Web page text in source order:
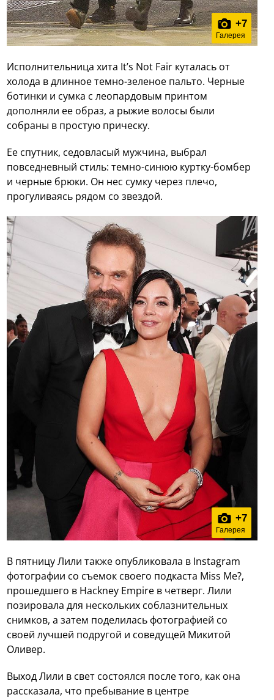
+7
Галерея
Исполнительница хита It’s Not Fair куталась от
холода в длинное темно-зеленое пальто. Черные
ботинки и сумка с леопардовым принтом
дополняли ее образ, а рыжие волосы были
собраны в простую прическу.
Ее спутник, седовласый мужчина, выбрал
повседневный стиль: темно-синюю куртку-бомбер
и черные брюки. Он нес сумку через плечо,
прогуливаясь рядом со звездой.
+7
Галерея
В пятницу Лили также опубликовала в Instagram
фотографии со съемок своего подкаста Miss Me?,
прошедшего в Hackney Empire в четверг. Лили
позировала для нескольких соблазнительных
снимков, а затем поделилась фотографией со
своей лучшей подругой и соведущей Микитой
Оливер.
Выход Лили в свет состоялся после того, как она
рассказала, что пребывание в центре